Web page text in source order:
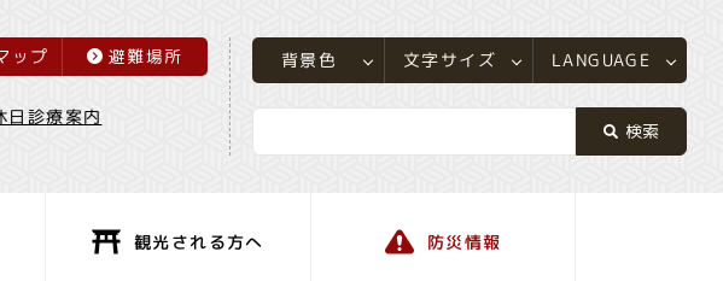
ップ 避難場所
日診療案内
背景色 文字サイズ LANGUAGE
観光される方へ 防災情報